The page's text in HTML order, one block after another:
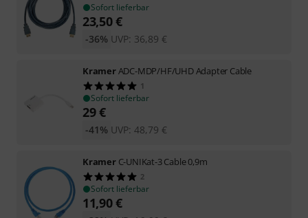
Sofort lieferbar
23,50€
UVP: 36,89 €
-36%
KramerADC-MDP/HF/UHD Adapter Cable
1
Sofort lieferbar
29€
UVP: 48,79 €
-41%
Kramer C-UNIKat-3 Cable 0,9m
2
Sofort lieferbar
11,90€